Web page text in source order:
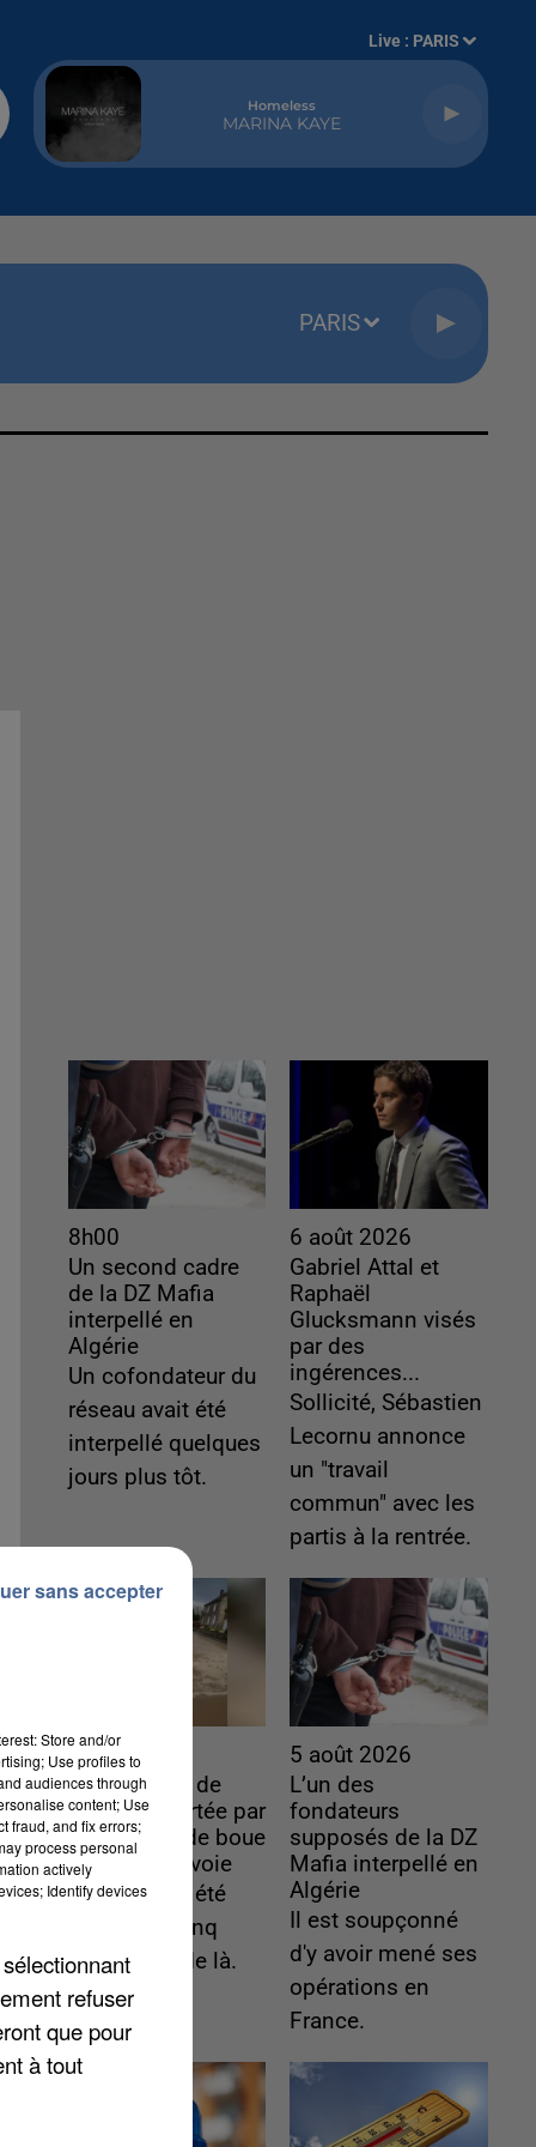
Live : PARIS
Homeless
MARINA KAYE
PARIS
8h00
Un second cadre
de la DZ Mafia
interpellé en
Algérie
Un cofondateur du
réseau avait été
interpellé quelques
jours plus tôt.
6 août 2026
Gabriel Attal et
Raphaël
Glucksmann visés
par des
ingérences...
Sollicité, Sébastien
Lecornu annonce
un "travail
commun" avec les
partis à la rentrée.
6 août 2026
Une touriste de
l’Oise emportée par
une coulée de boue
en Haute-Savoie
Son corps a été
retrouvé à cinq
kilomètres de là.
5 août 2026
L’un des
fondateurs
supposés de la DZ
Mafia interpellé en
Algérie
Il est soupçonné
d'y avoir mené ses
opérations en
France.
Store and/or
Use profiles to
audiences through
content; Use
fraud, and fix errors;
process personal
actively
Identify devices
refuser
que pour
à tout
sans accepter